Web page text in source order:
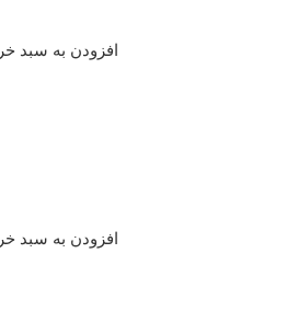
افزودن به سبد
افزودن به سبد